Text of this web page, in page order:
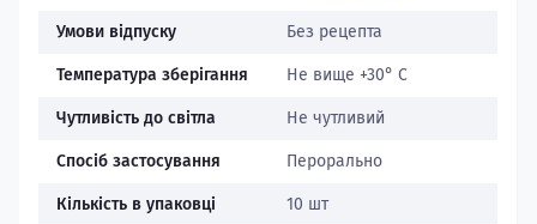
Умови відпуску Без рецепта
Температура зберігання Не вище +30° С
Чутливість до світла Не чутливий
Спосіб застосування Перорально
Кількість в упаковці 10 шт